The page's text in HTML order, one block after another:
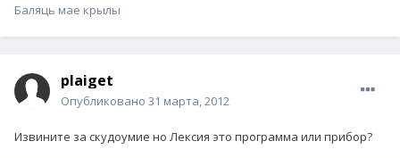
Баляць мае крылы
plaiget
Опубликовано 31 марта, 2012
Извините за скудоумие но Лексия это программа или прибор?